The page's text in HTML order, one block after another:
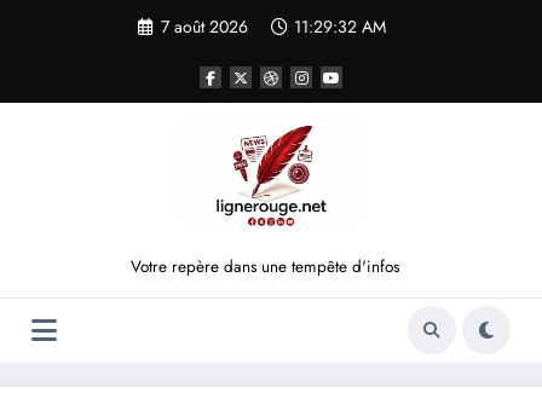
7 août 2026 11:29:33 AM
Votre repère dans une tempête d'infos